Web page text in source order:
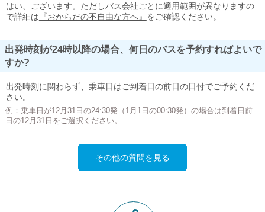
はい、ございます。ただしバス会社ごとに適用範囲が異なりますの
で詳細は 『おからだの不自由な方へ』 をご確認ください。
出発時刻が24時以降の場合、何日のバスを予約すればよいで
すか?
出発時刻に関わらず、乗車日はご到着日の前日の日付でご予約くだ
さい。
例：乗車日が12月31日の24:30発（1月1日の00:30発）の場合は到着日前
日の12月31日をご選択ください。
その他の質問を見る